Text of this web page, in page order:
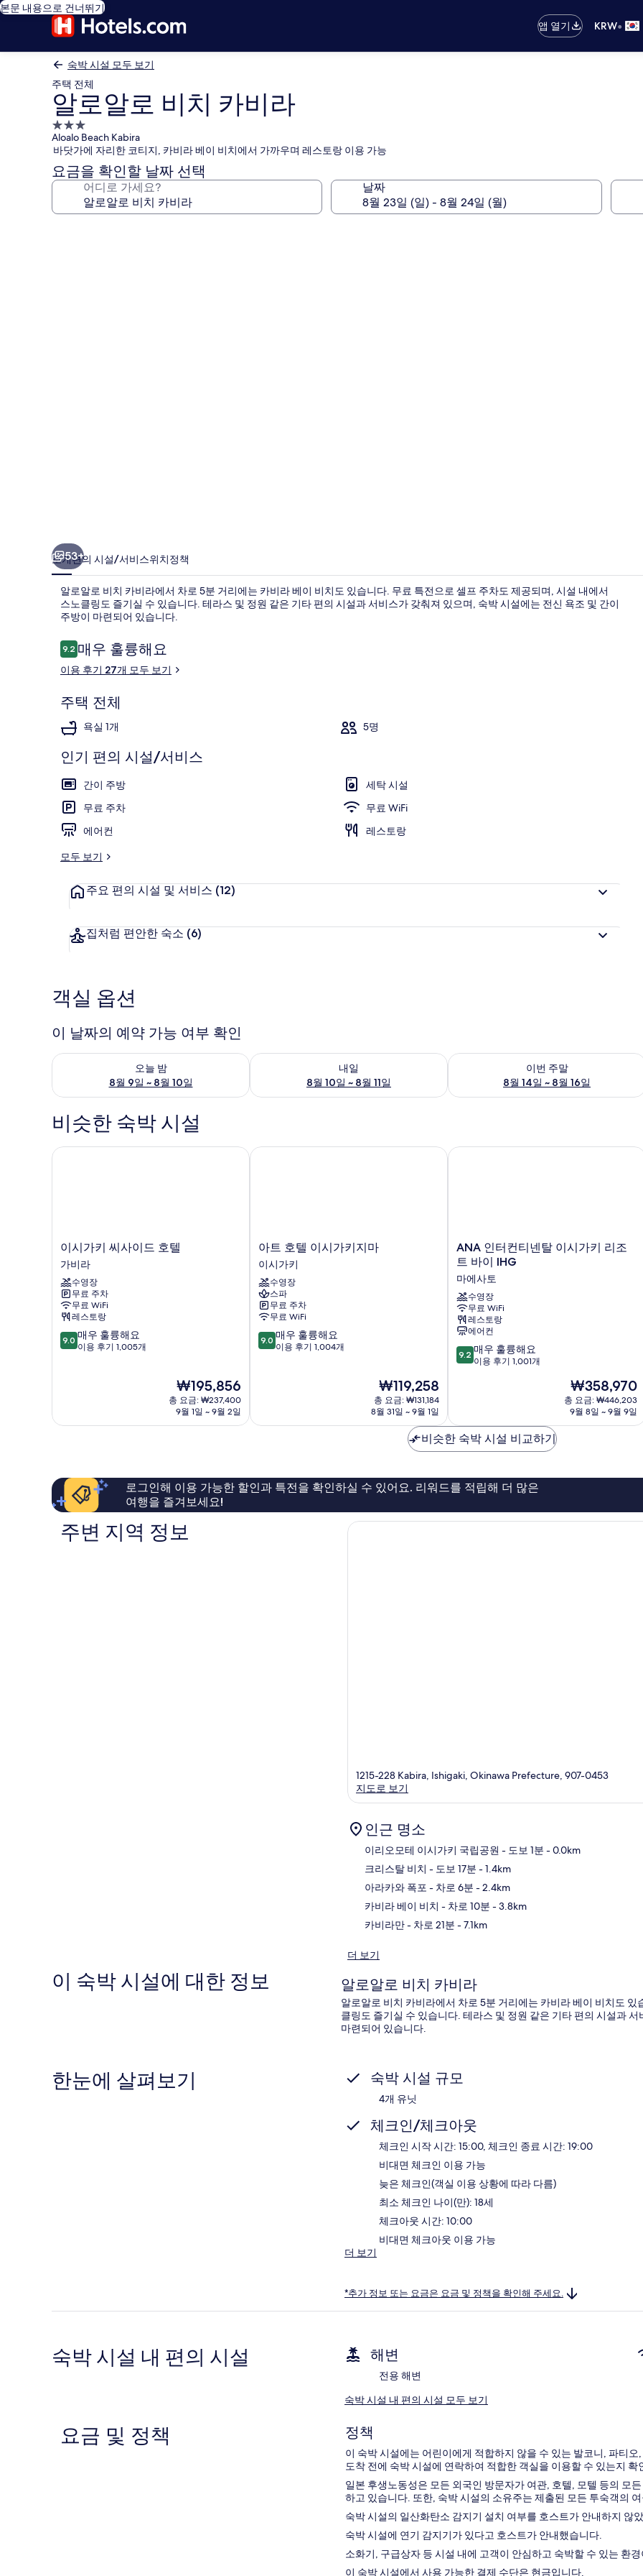
본문 내용으로 건너뛰기
앱 열기
KRW•
숙박 시설 모두 보기
주택 전체
알로알로 비치 카비라
3.0
성
급
숙
박
Aloalo Beach Kabira
바닷가에 자리한 코티지, 카비라 베이 비치에서 가까우며 레스토랑 이용 가능
요금을 확인할 날짜 선택
어디로 가세요? 날짜
리53+
소개편의 시설/서비스위치정책
알로알로 비치 카비라에서 차로 5분 거리에는 카비라 베이 비치도 있습니다. 무료 특전으로 셀프 주차도 제공되며, 시설 내에서
스노클링도 즐기실 수 있습니다. 테라스 및 정원 같은 기타 편의 시설과 서비스가 갖춰져 있으며, 숙박 시설에는 전신 욕조 및 간이
주방이 마련되어 있습니다.
이
용
후
9.210점 만점 중 9.2점.
매우 훌륭해요
이용 후기 27개 모두 보기
주택 전체
욕실 1개 5명
인기 편의 시설/서비스
간이 주방
세탁 시설
무료 주차
무료 WiFi
에어컨
레스토랑
모두 보기
주요 편의 시설 및 서비스 (12)
집처럼 편안한 숙소 (6)
객실 옵션
이 날짜의 예약 가능 여부 확인
오늘 밤
8월 9일 ~ 8월 10일
오늘 밤 예약 가능 여부 확인, 8월 9일 ~ 8월 10일
내일
8월 10일 ~ 8월 11일
내일 예약 가능 여부 확인, 8월 10일 ~ 8월 11일
이번 주말
8월 14일 ~ 8월 16일
이번 주말 예약 가능 여부 확인, 8월 14
비슷한 숙박 시설
이
시
가
키
씨
사
이
드
호
이시가키 씨사이드 호텔
가비라
수영장
무료 주차
무료 WiFi
레스토랑
10
점
매
해
요,
이
용
후
9.0 매우 훌륭해요
이용 후기 1,005개
현
재
요
₩195,856
총 요금: ₩237,400
9월 1일 ~ 9월 2일
이시가키 씨사이드 호텔
아
트
호
텔
이
시
가
키
지
아트 호텔 이시가키지마
이시가키
수영장
스파
무료 주차
무료 WiFi
10
점
매
해
요,
용
9.0 매우 훌륭해요
이용 후기 1,004개
현
재
요
₩119,258
₩119,258
총 요금: ₩131,184
8월 31일 ~ 9월 1일
아트 호텔 이시가키지마
ANA
인
터
컨
티
넨
탈
이
시
가
바
이
IHG
에
사
ANA 인터컨티넨탈 이시가키 리조
트 바이 IHG
마에사토
수영장
무료 WiFi
레스토랑
에어컨
10
점
점,
매
우
륭
해
이
9.2 매우 훌륭해요
이용 후기 1,001개
현
재
요
₩358,970
총 요금: ₩446,203
9월 8일 ~ 9월 9일
ANA 인터컨티넨탈 이시가키 리조트
비슷한 숙박 시설 비교하기
로그인해 이용 가능한 할인과 특전을 확인하실 수 있어요. 리워드를 적립해 더 많은
여행을 즐겨보세요!
주변 지역 정보
1215-228 Kabira, Ishigaki, Okinawa Prefecture, 907-0453
지도로 보기
인근 명소
이리오모테 이시가키 국립공원 - 도보 1분 - 0.0km
크리스탈 비치 - 도보 17분 - 1.4km
아라카와 폭포 - 차로 6분 - 2.4km
카비라 베이 비치 - 차로 10분 - 3.8km
카비라만- 차로 21분 - 7.1km
더 보기
이 숙박 시설에 대한 정보 알로알로 비치 카비라
알로알로 비치 카비라에서 차로 5분 거리에는 카비라 베이 비치도
클링도 즐기실 수 있습니다. 테라스 및 정원 같은 기타 편의 시설과
마련되어 있습니다.
한눈에 살펴보기 숙박 시설 규모
4개 유닛
체크인/체크아웃
체크인 시작 시간: 15:00, 체크인 종료 시간: 19:00
비대면 체크인 이용 가능
늦은 체크인(객실 이용 상황에 따라 다름)
최소 체크인 나이(만): 18세
체크아웃 시간: 10:00
비대면 체크아웃 이용 가능
더 보기
*추가 정보 또는 요금은 요금 및 정책을 확인해 주세요.
숙박 시설 내 편의 시설 해변
전용 해변
숙박 시설 내 편의 시설 모두 보기
요금 및 정책 정책
이 숙박 시설에는 어린이에게 적합하지 않을 수 있는 발코니, 파티
도착 전에 숙박 시설에 연락하여 적합한 객실을 이용할 수 있는지
일본 후생노동성은 모든 외국인 방문자가 여관, 호텔, 모텔 등의 모
하고 있습니다. 또한, 숙박 시설의 소유주는 제출된 모든 투숙객의
숙박 시설의 일산화탄소 감지기 설치 여부를 호스트가 안내하지 않
숙박 시설에 연기 감지기가 있다고 호스트가 안내했습니다.
소화기, 구급상자 등 시설 내에 고객이 안심하고 숙박할 수 있는 환
이 숙박 시설에서 사용 가능한 결제 수단은 현금입니다.